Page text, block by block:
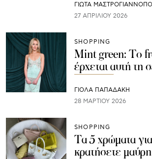
ΓΙΩΤΑ
27 ΑΠΡΙΛΊΟΥ 2026
SHOPPING
Mint green: Το
έρχεται αυτή τη
ΓΙΌΛΑ ΠΑΠΑΔΆΚΗ
28 ΜΑΡΤΊΟΥ 2026
SHOPPING
Τα 5 χρώματα
κρατήσετε